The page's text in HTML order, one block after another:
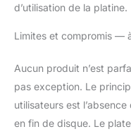
d’utilisation de la platine.
Limites et compromis —
Aucun produit n’est
pas exception. Le
utilisateurs est
en fin de disque. Le